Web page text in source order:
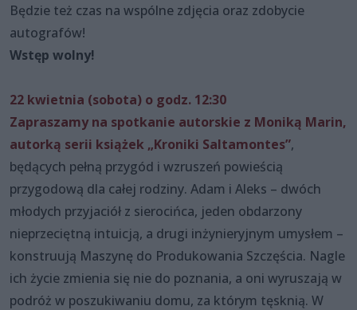
Będzie też czas na wspólne zdjęcia oraz zdobycie
autografów!
Wstęp wolny!
22 kwietnia (sobota) o godz. 12:30
Zapraszamy na spotkanie autorskie z Moniką Marin,
autorką serii książek „Kroniki Saltamontes”,
będących pełną przygód i wzruszeń powieścią
przygodową dla całej rodziny. Adam i Aleks – dwóch
młodych przyjaciół z sierocińca, jeden obdarzony
nieprzeciętną intuicją, a drugi inżynieryjnym umysłem –
konstruują Maszynę do Produkowania Szczęścia. Nagle
ich życie zmienia się nie do poznania, a oni wyruszają w
podróż w poszukiwaniu domu, za którym tęsknią. W